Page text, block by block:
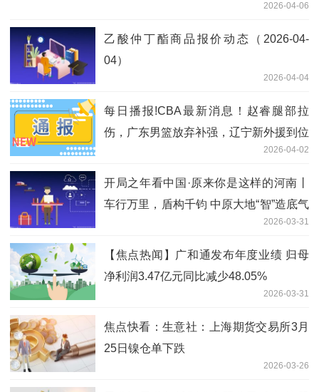
2026-04-06
乙酸仲丁酯商品报价动态（2026-04-
04）
2026-04-04
每日播报!CBA最新消息！赵睿腿部拉
伤，广东男篮放弃补强，辽宁新外援到位
2026-04-02
开局之年看中国·原来你是这样的河南丨
车行万里，盾构千钧 中原大地“智”造底气
2026-03-31
【焦点热闻】广和通发布年度业绩 归母
净利润3.47亿元同比减少48.05%
2026-03-31
焦点快看：生意社：上海期货交易所3月
25日镍仓单下跌
2026-03-26